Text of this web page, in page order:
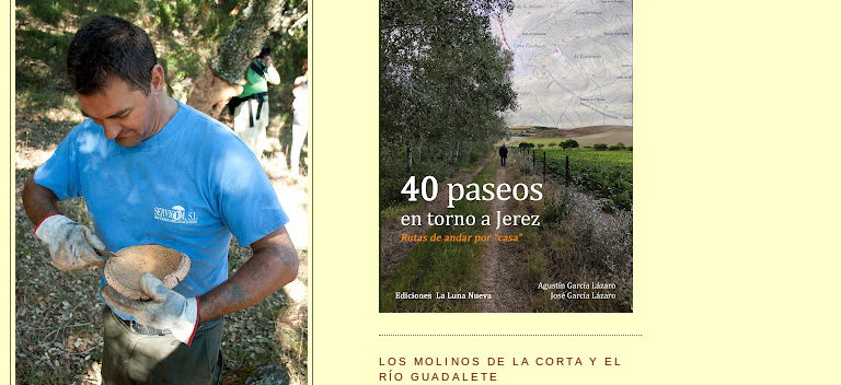
LOS MOLINOS DE LA CORTA Y EL
RÍO GUADALETE